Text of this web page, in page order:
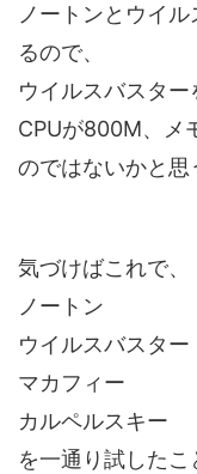
ノートンとウイ
るので、
ウイルスバスター
CPUが800M、メ
のではないかと思
気づけばこれで、
ノートン
ウイルスバスター
マカフィー
カルペルスキー
を一通り試したこ